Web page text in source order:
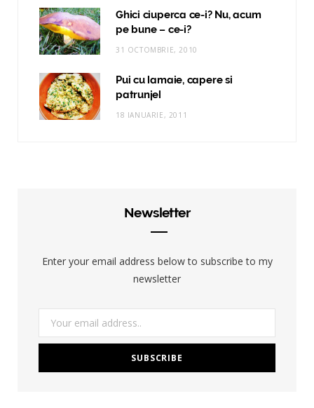
Ghici ciuperca ce-i? Nu, acum
pe bune – ce-i?
31 OCTOMBRIE, 2010
Pui cu lamaie, capere si
patrunjel
18 IANUARIE, 2011
Newsletter
Enter your email address below to subscribe to my
newsletter